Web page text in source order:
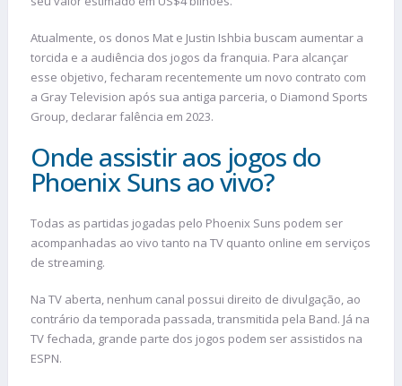
Atualmente, os donos Mat e Justin Ishbia buscam aumentar a
torcida e a audiência dos jogos da franquia. Para alcançar
esse objetivo, fecharam recentemente um novo contrato com
a Gray Television após sua antiga parceria, o Diamond Sports
Group, declarar falência em 2023.
Onde assistir aos jogos do
Phoenix Suns ao vivo?
Todas as partidas jogadas pelo Phoenix Suns podem ser
acompanhadas ao vivo tanto na TV quanto online em serviços
de streaming.
Na TV aberta, nenhum canal possui direito de divulgação, ao
contrário da temporada passada, transmitida pela Band. Já na
TV fechada, grande parte dos jogos podem ser assistidos na
ESPN.